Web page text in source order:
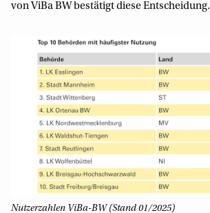
von ViBa BW bestätigt diese Entscheidung.
Nutzerzahlen ViBa-BW (Stand 01/2025)